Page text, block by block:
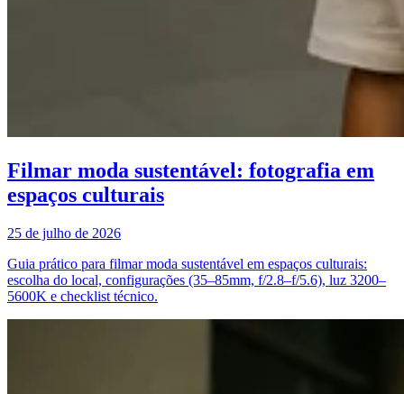
Filmar moda sustentável: fotografia em
espaços culturais
25 de julho de 2026
Guia prático para filmar moda sustentável em espaços culturais:
escolha do local, configurações (35–85mm, f/2.8–f/5.6), luz 3200–
5600K e checklist técnico.